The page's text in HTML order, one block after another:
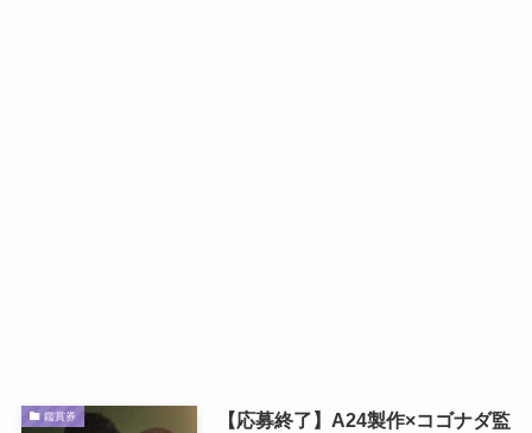
鑑賞券
【応募終了】A24製作×コゴナダ監